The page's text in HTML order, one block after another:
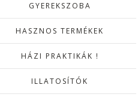
GYEREKSZOBA
HASZNOS TERMÉKEK
HÁZI PRAKTIKÁK !
ILLATOSÍTÓK